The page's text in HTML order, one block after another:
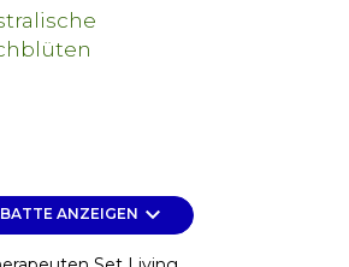
ANZEIGEN keyboard_arrow_down